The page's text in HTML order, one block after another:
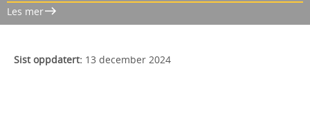
Les mer
Sist oppdatert: 13 december 2024